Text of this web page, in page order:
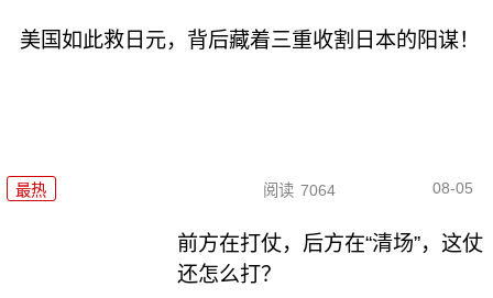
美国如此救日元，背后藏着三重收割日本的阳谋！
最热 阅读 7064 08-05
前方在打仗，后方在“清场”，这仗
还怎么打？